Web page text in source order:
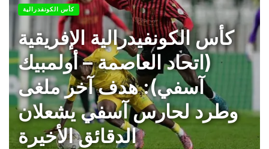
كأس الكونفدرالية
كأس الكونفيدرالية الإفريقية
(اتحاد العاصمة – أولمبيك
آسفي): هدف آخر ملغى
وطرد لحارس آسفي يشعلان
الدقائق الأخيرة